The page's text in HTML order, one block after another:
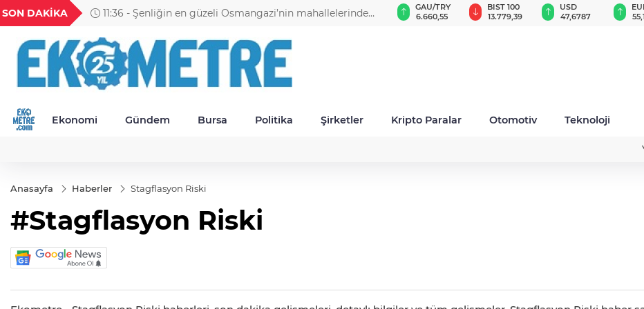
SON DAKİKA
11:36 - Şenliğin en güzeli Osmangazi’nin mahallelerinde
1,1849
GEL
18,2677
TND
16,3788
BGN
27,9743
VND
0,0018
GAU/TRY
6.660,55
BIST 100
13.779,39
USD
47,6787
Ekonomi Gündem Bursa Politika Şirketler Kripto Paralar Otomotiv Teknoloji
Anasayfa Haberler Stagflasyon Riski
#Stagflasyon Riski